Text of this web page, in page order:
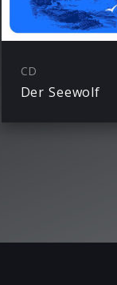
CD
Der Seewolf